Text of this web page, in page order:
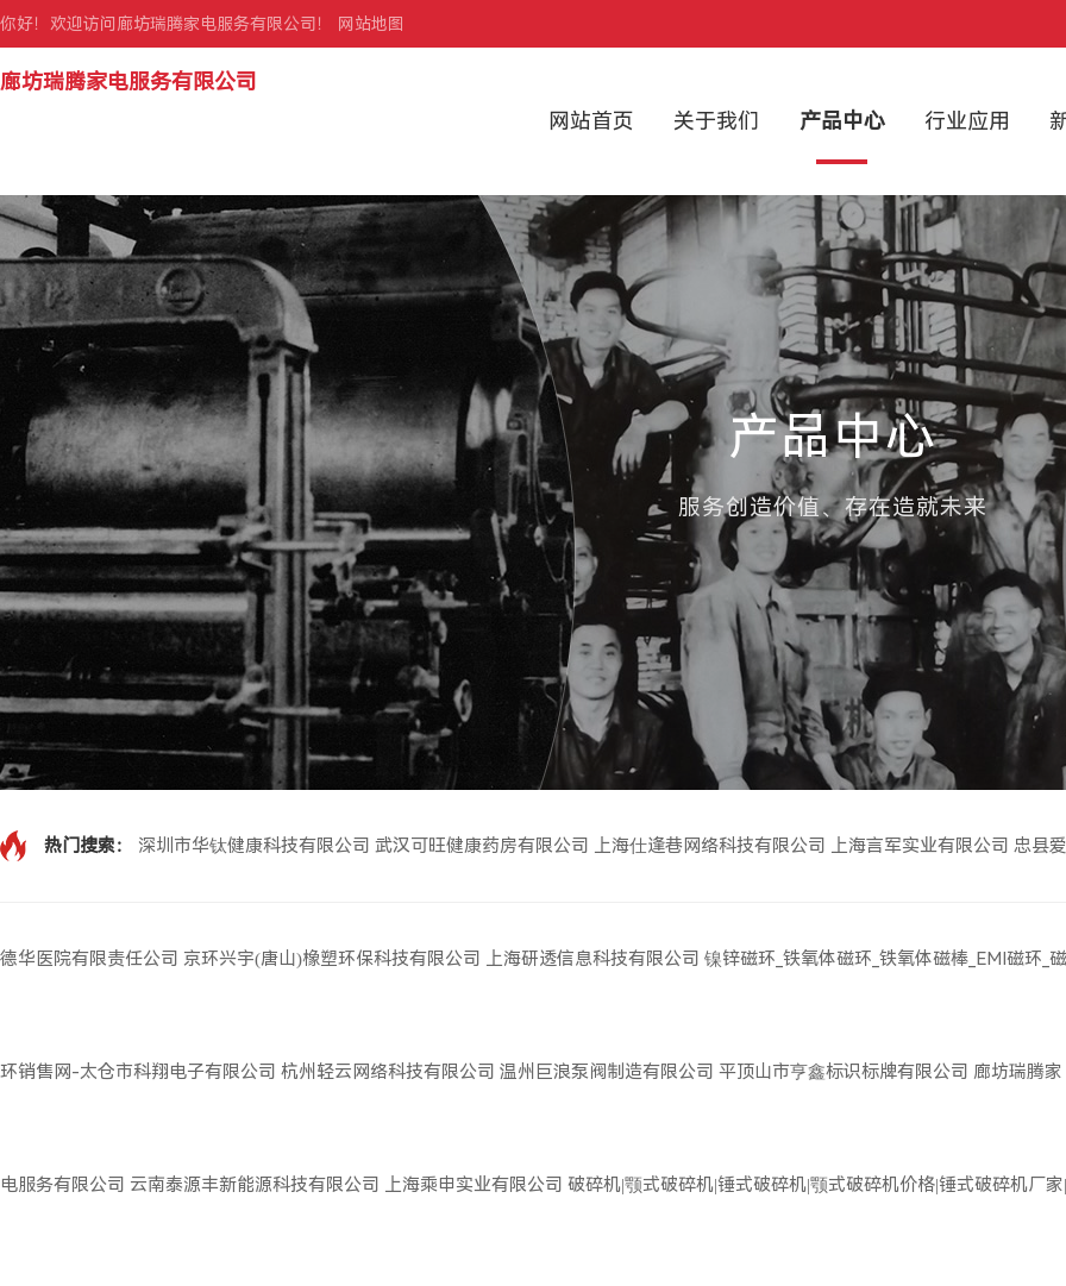
你好！欢迎访问廊坊瑞腾家电服务有限公司！ 网站地图
廊坊瑞腾家电服务有限公司
网站首页
关于我们 产品中心 行业应用
产品中心
服务创造价值、存在造就未来
热门搜索： 深圳市华钛健康科技有限公司 武汉可旺健康药房有限公司 上海仕逢巷网络科技有限公司 上海言军实业有限公司 忠县爱
德华医院有限责任公司 京环兴宇(唐山)橡塑环保科技有限公司 上海研透信息科技有限公司 镍锌磁环_铁氧体磁环_铁氧体磁棒_EMI磁环_磁
环销售网-太仓市科翔电子有限公司 杭州轻云网络科技有限公司 温州巨浪泵阀制造有限公司 平顶山市亨鑫标识标牌有限公司 廊坊瑞腾家
电服务有限公司 云南泰源丰新能源科技有限公司 上海乘申实业有限公司 破碎机|颚式破碎机|锤式破碎机|颚式破碎机价格|锤式破碎机厂家|